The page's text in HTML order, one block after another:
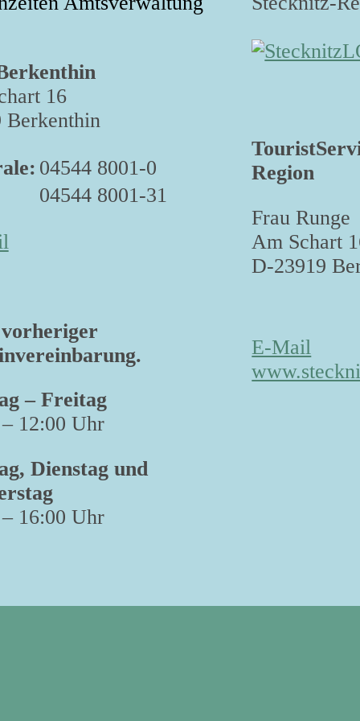
16
Berkenthin
04544 8001-0
04544 8001-31
– Freitag
12:00 Uhr
Dienstag und
16:00 Uhr
Region
Frau Runge
Am Schart
D-23919
E-Mail